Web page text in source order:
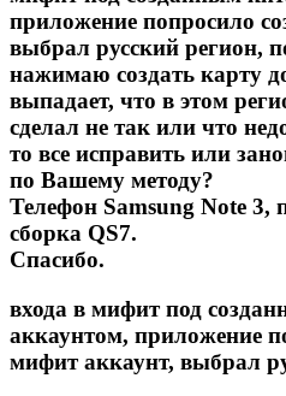
приложение попросило
выбрал русский регион,
нажимаю создать карту
выпадает, что в этом
сделал не так или что
то все исправить или
по Вашему методу?
Телефон Samsung Note 3,
сборка QS7.
Спасибо.
входа в мифит под
аккаунтом, приложение
мифит аккаунт, выбрал